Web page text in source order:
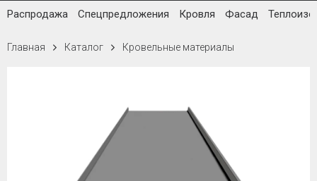
Распродажа Спецпредложения Кровля Фасад
Главная Каталог Кровельные материалы